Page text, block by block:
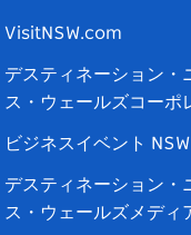
VisitNSW.com
デスティネーション・
ス・ウェールズコーポ
ビジネスイベント NSW
デスティネーション・
ス・ウェールズメディ